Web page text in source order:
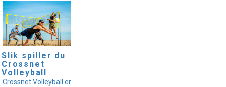
Slik spiller du
Crossnet
Volleyball
Crossnet Volleyball er